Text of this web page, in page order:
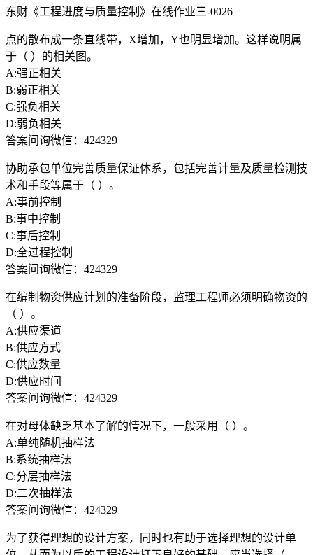
东财《工程进度与质量控制》在线作业三-0026
点的散布成一条直线带，X增加，Y也明显增加。这样说明属
于（ ）的相关图。
A:强正相关
B:弱正相关
C:强负相关
D:弱负相关
答案问询微信：424329
协助承包单位完善质量保证体系，包括完善计量及质量检测技
术和手段等属于（ ）。
A:事前控制
B:事中控制
C:事后控制
D:全过程控制
答案问询微信：424329
在编制物资供应计划的准备阶段，监理工程师必须明确物资的
（ ）。
A:供应渠道
B:供应方式
C:供应数量
D:供应时间
答案问询微信：424329
在对母体缺乏基本了解的情况下，一般采用（ ）。
A:单纯随机抽样法
B:系统抽样法
C:分层抽样法
D:二次抽样法
答案问询微信：424329
为了获得理想的设计方案，同时也有助于选择理想的设计单